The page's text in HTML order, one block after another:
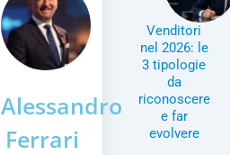
Alessandro
Ferrari
Venditori
nel 2026: le
3 tipologie
da
riconoscere
e far
evolvere